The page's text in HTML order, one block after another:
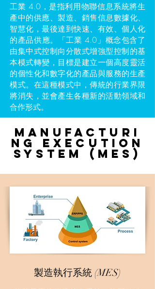
工業 4.0，是指利用物聯信息系統將生
產中的供應、製造、銷售信息數據化、
智慧化，最後達到快速、有效、個人化
的產品供應。「工業 4.0」概念包含了
由集中式控制向分散式增強型控制的基
本模式轉變，目標是建立一個高度靈活
的個性化和數字化的產品與服務的生產
模式。在這種模式中，傳統的行業界限
將消失，並會產生各種新的活動領域和
合作形式。
Manufacturi
ng Execution
System (MES)
製造執行系統 (MES)